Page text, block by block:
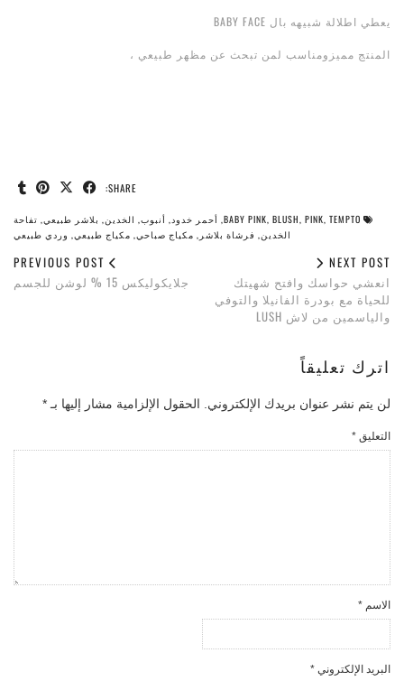
يعطي اطلالة شبيهه بال BABY FACE
المنتج مميزومناسب لمن تبحث عن مظهر طبيعي ،
SHARE:
BABY PINK, BLUSH, PINK, TEMPTO, أحمر خدود, أنبوب, الخدين, بلاشر طبيعي, تفاحة
الخدين, فرشاة بلاشر, مكياج صباحي, مكياج طبيعي, وردي طبيعي
جلايكوليكس 15 % لوشن للجسم
NEXT POST
انعشي حواسك وافتح شهيتك
للحياة مع بودرة الفانيلا والتوفي
والياسمين من لاش LUSH
اترك تعليقاً
لن يتم نشر عنوان بريدك الإلكتروني. الحقول الإلزامية مشار إليها بـ *
التعليق *
الاسم *
البريد الإلكتروني *